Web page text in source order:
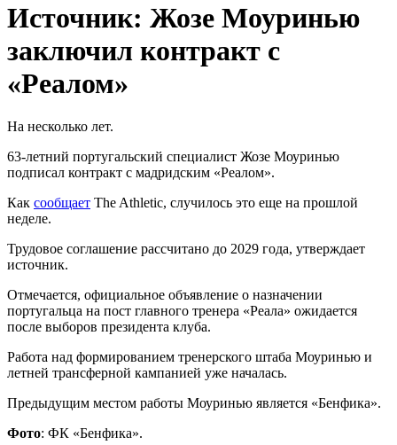
Источник: Жозе Моуринью
заключил контракт с
«Реалом»
На несколько лет.
63-летний португальский специалист Жозе Моуринью
подписал контракт с мадридским «Реалом».
Как сообщает The Athletic, случилось это еще на прошлой
неделе.
Трудовое соглашение рассчитано до 2029 года, утверждает
источник.
Отмечается, официальное объявление о назначении
португальца на пост главного тренера «Реала» ожидается
после выборов президента клуба.
Работа над формированием тренерского штаба Моуринью и
летней трансферной кампанией уже началась.
Предыдущим местом работы Моуринью является «Бенфика».
Фото: ФК «Бенфика».